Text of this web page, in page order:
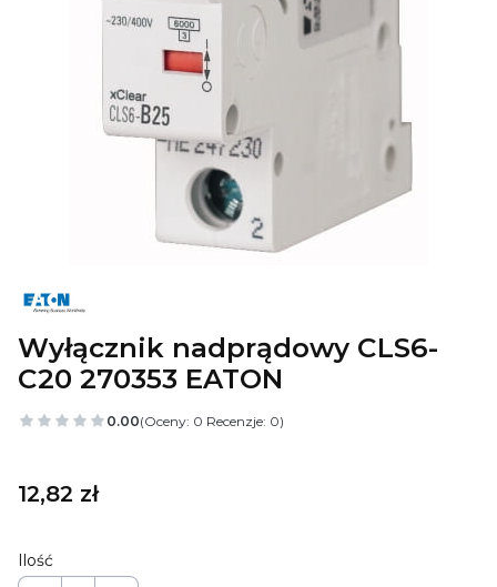
Wyłącznik nadprądowy CLS6-
C20 270353 EATON
0.00(Oceny: 0 Recenzje: 0)
Cena
12,82 zł
Ilość